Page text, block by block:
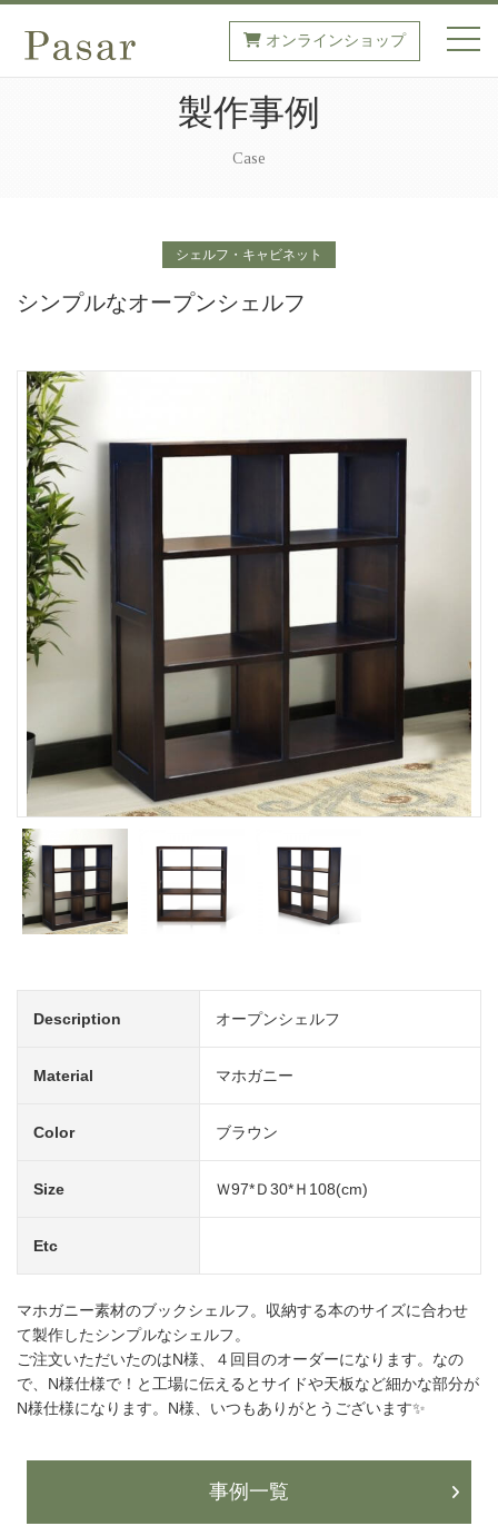
オンラインショップ
製作事例
Case
シェルフ・キャビネット
シンプルなオープンシェルフ
Description オープンシェルフ
Material マホガニー
Color ブラウン
Size Ｗ97*Ｄ30*Ｈ108(cm)
Etc
マホガニー素材のブックシェルフ。収納する本のサイズに合わせ
て製作したシンプルなシェルフ。
ご注文いただいたのはN様、４回目のオーダーになります。なの
で、N様仕様で！と工場に伝えるとサイドや天板など細かな部分が
N様仕様になります。N様、いつもありがとうございます✨
事例一覧